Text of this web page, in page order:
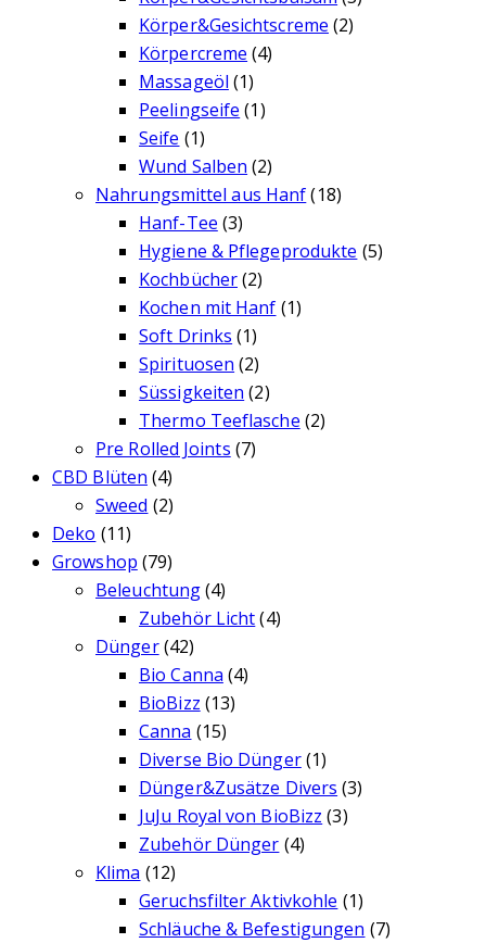
Körper&Gesichtscreme (2)
Körpercreme (4)
Massageöl (1)
Peelingseife (1)
Seife (1)
Wund Salben (2)
Nahrungsmittel aus Hanf (18)
Hanf-Tee (3)
Hygiene & Pflegeprodukte (5)
Kochbücher(2)
Kochen mit Hanf (1)
Soft Drinks (1)
Spirituosen (2)
Süssigkeiten (2)
Thermo Teeflasche (2)
Pre Rolled Joints (7)
CBD Blüten (4)
Sweed (2)
Deko (11)
Growshop (79)
Beleuchtung(4)
Zubehör Licht (4)
Dünger(42)
Bio Canna (4)
BioBizz (13)
Canna (15)
Diverse Bio Dünger(1)
Dünger&Zusätze Divers (3)
JuJu Royal von BioBizz (3)
Zubehör Dünger (4)
Klima (12)
Geruchsfilter Aktivkohle (1)
Schläuche & Befestigungen (7)